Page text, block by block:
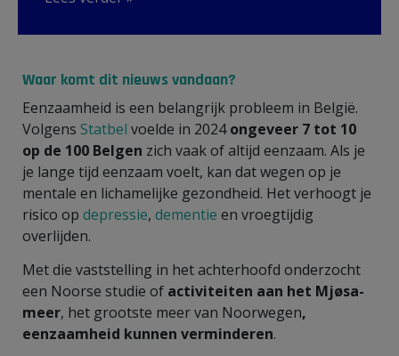
Waar komt dit nieuws vandaan?
Eenzaamheid is een belangrijk probleem in België.
Volgens Statbel voelde in 2024ongeveer 7 tot 10
op de 100 Belgen zich vaak of altijd eenzaam. Als je
je lange tijd eenzaam voelt, kan dat wegen op je
mentale en lichamelijke gezondheid. Het verhoogt je
risico op depressie, dementie en vroegtijdig
overlijden.
Met die vaststelling in het achterhoofd onderzocht
een Noorse studie of activiteiten aan het Mjøsa-
meer, het grootste meer van Noorwegen,
eenzaamheid kunnen verminderen.